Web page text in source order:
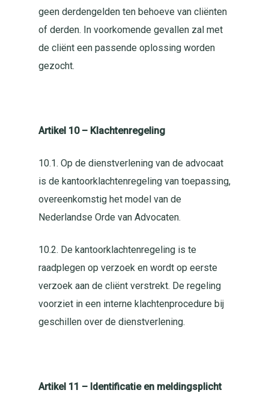
geen derdengelden ten behoeve van cliënten
of derden. In voorkomende gevallen zal met
de cliënt een passende oplossing worden
gezocht.
Artikel 10 – Klachtenregeling
10.1. Op de dienstverlening van de advocaat
is de kantoorklachtenregeling van toepassing,
overeenkomstig het model van de
Nederlandse Orde van Advocaten.
10.2. De kantoorklachtenregeling is te
raadplegen op verzoek en wordt op eerste
verzoek aan de cliënt verstrekt. De regeling
voorziet in een interne klachtenprocedure bij
geschillen over de dienstverlening.
Artikel 11 – Identificatie en meldingsplicht